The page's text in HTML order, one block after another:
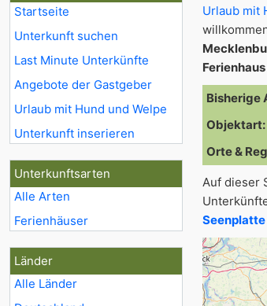
Startseite
Unterkunft suchen
Last Minute Unterkünfte
Angebote der Gastgeber
Urlaub mit Hund und Welpe
Unterkunft inserieren
Unterkunftsarten
Alle Arten
Ferienhäuser
Länder
Alle Länder
Urlaub mit
Bisherige
Objektart:
Orte &
Auf dieser
2